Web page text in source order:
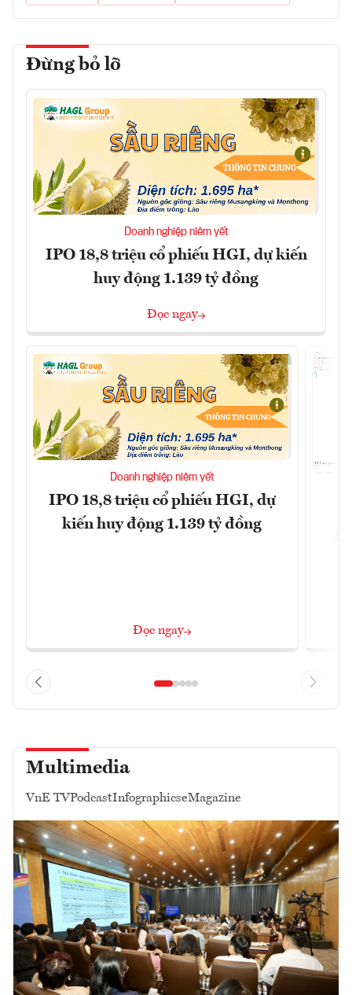
Đừng bỏ lỡ
Doanh nghiệp niêm yết
IPO 18,8 triệu cổ phiếu HGI, dự kiến
huy động 1.139 tỷ đồng
Đọc ngay
Doanh nghiệp niêm yết
IPO 18,8 triệu cổ phiếu HGI, dự
kiến huy động 1.139 tỷ đồng
Đọc ngay
Multimedia
VnE TVPodcastInfographicseMagazine